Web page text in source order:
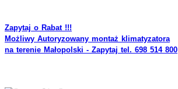
Zapytaj o Rabat !!!
Możliwy Autoryzowany montaż klimatyzatora
na terenie Małopolski - Zapytaj tel. 698 514 800